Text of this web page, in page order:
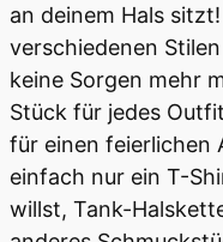
an deinem Hals
verschiedenen
keine Sorgen mehr
Stück für jedes
für einen feierlichen
einfach nur ein T-
willst, Tank-